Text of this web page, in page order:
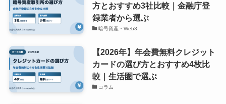
方とおすすめ3社比較｜金融庁登
録業者から選ぶ
暗号資産・Web3
【2026年】年会費無料クレジット
カードの選び方とおすすめ4枚比
較｜生活圏で選ぶ
コラム